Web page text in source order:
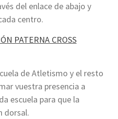
del enlace de abajo y
centro.
PATERNA CROSS
de Atletismo y el resto
vuestra presencia a
escuela para que la
dorsal.